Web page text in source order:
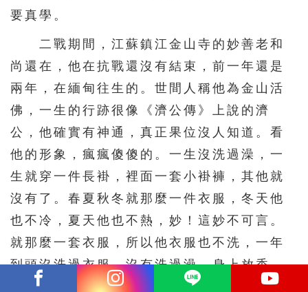
要真學。
二戰期間，江蘇鎮江金山寺的妙善老和
尚還在，他在抗戰還沒有結束，前一年還是
兩年，在緬甸往生的。世間人稱他為金山活
佛，一生的行跡很像《濟公傳》上說的濟
公，他確實有神通，真正果位沒人知道。看
他的形象，瘋瘋傻傻的。一生沒洗過澡，一
生就穿一件長褂，裡面一套小褂褲，其他就
沒有了。春夏秋冬就那麼一件衣服，冬天他
也不冷，夏天他也不熱，妙！這妙不可言。
就那麼一套衣服，所以他衣服也不洗，一年
到頭沒洗過衣服，沒有洗過澡，身上放香
味。衣服領子有油垢，領子都是黑的，聞它